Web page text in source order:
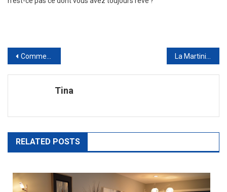
Navigation
de
l’article
Comment vendre un immobilier de luxe ? La Martinique : une destination parfaite pour passer des vacances inoubliables
Tina
RELATED POSTS